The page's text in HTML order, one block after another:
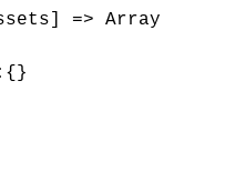
=> Array